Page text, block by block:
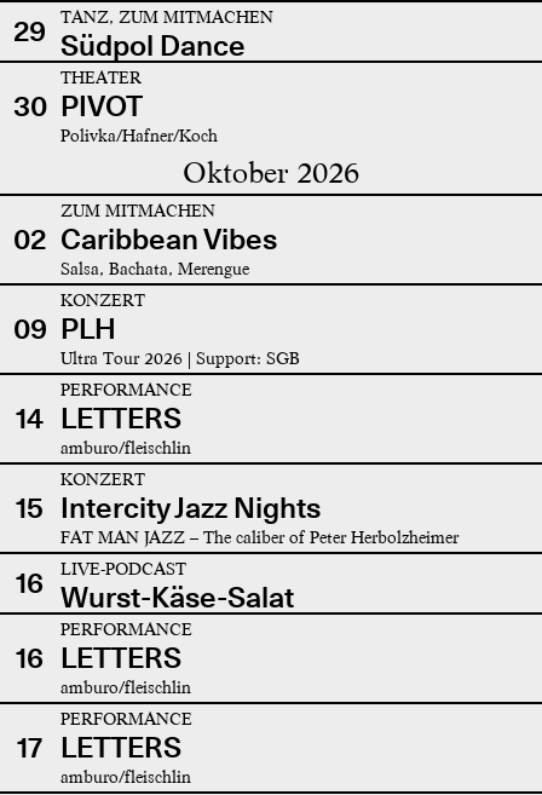
29 TANZ, ZUM MITMACHEN
Südpol Dance
30
THEATER
PIVOT
Polivka/Hafner/Koch
Oktober 2026
02
ZUM MITMACHEN
Caribbean Vibes
Salsa, Bachata, Merengue
09
KONZERT
PLH
Ultra Tour 2026 | Support: SGB
14
PERFORMANCE
LETTERS
amburo/fleischlin
15
KONZERT
Intercity Jazz Nights
FAT MAN JAZZ – The caliber of Peter Herbolzheimer
16 LIVE-PODCAST
Wurst-Käse-Salat
16
PERFORMANCE
LETTERS
amburo/fleischlin
17
PERFORMANCE
LETTERS
amburo/fleischlin